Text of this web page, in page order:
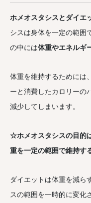
ホメオスタシスとダイエ
シスは身体を一定の範囲
の中には体重やエネルギ
体重を維持するためには
ーと消費したカロリーの
減少してしまいます。
☆ホメオスタシスの目的
重を一定の範囲で維持す
ダイエットは体重を減ら
スの範囲を一時的に変化